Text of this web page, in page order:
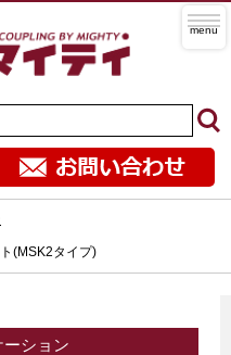
(MSK2タイプ)
ション